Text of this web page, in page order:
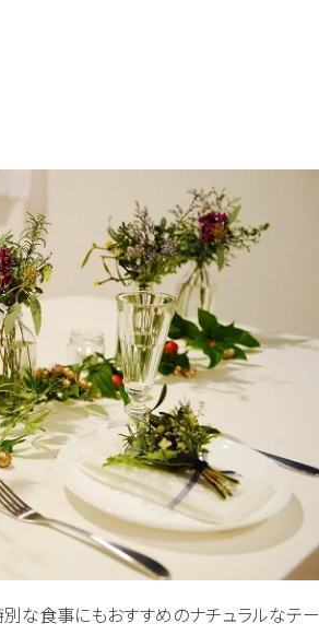
な食事にもおすすめのナチュラルなテー